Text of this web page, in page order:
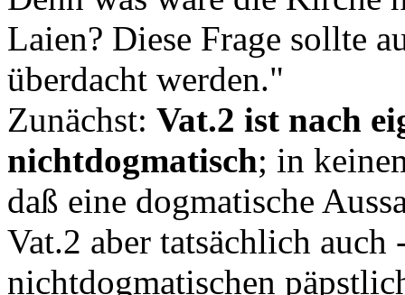
Laien? Diese Frage sollte
überdacht werden."
Zunächst: Vat.2 ist nach
nichtdogmatisch; in
daß eine dogmatische
Vat.2 aber tatsächlich auch
nichtdogmatischen